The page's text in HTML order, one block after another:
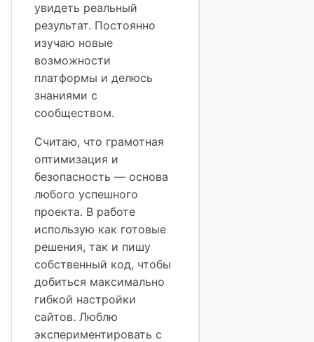
увидеть реальный
результат. Постоянно
изучаю новые
возможности
платформы и делюсь
знаниями с
сообществом.
Считаю, что грамотная
оптимизация и
безопасность — основа
любого успешного
проекта. В работе
использую как готовые
решения, так и пишу
собственный код, чтобы
добиться максимально
гибкой настройки
сайтов. Люблю
экспериментировать с